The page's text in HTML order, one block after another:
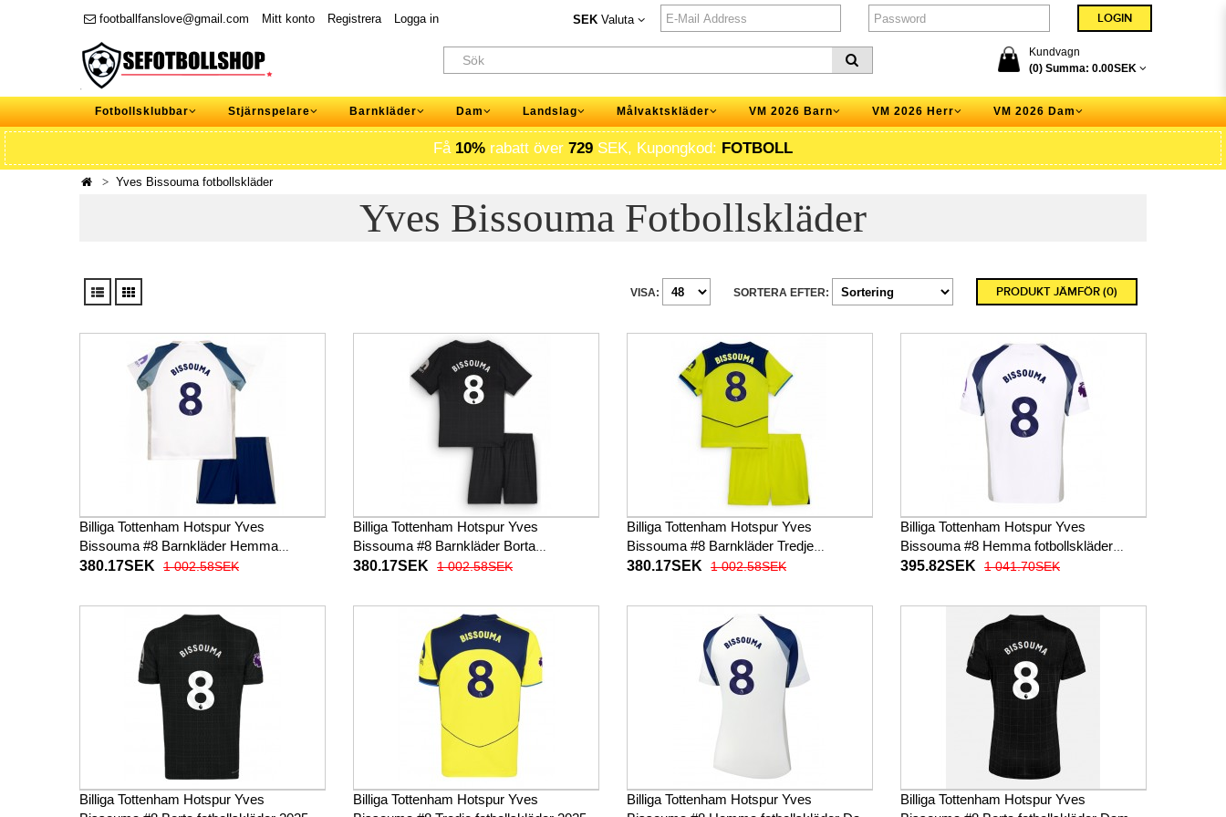
footballfanslove@gmail.com Mitt konto Registrera Logga in SEK Valuta
Kundvagn
(0) Summa: 0.00SEK
Fotbollsklubbar Stjärnspelare Barnkläder Dam Landslag Målvaktskläder VM 2026 Barn VM 2026 Herr VM 2026 Dam
Få 10% rabatt över 729 SEK, Kupongkod: FOTBOLL
Yves Bissouma fotbollskläder
Yves Bissouma Fotbollskläder
PRODUKT JÄMFÖR (0)
SORTERA EFTER:
VISA:
Billiga Tottenham Hotspur Yves
Bissouma #8 Barnkläder Hemma
fotbollskläder till baby 2025-26 Kortärmad
380.17SEK 1 002.58SEK
Billiga Tottenham Hotspur Yves
Bissouma #8 Barnkläder Borta
fotbollskläder till baby 2025-26 Kortärmad
380.17SEK 1 002.58SEK
Billiga Tottenham Hotspur Yves
Bissouma #8 Barnkläder Tredje
fotbollskläder till baby 2025-26 Kortärmad
380.17SEK 1 002.58SEK
Billiga Tottenham Hotspur Yves
Bissouma #8 Hemma fotbollskläder
2025-26 Kortärmad
395.82SEK 1 041.70SEK
Billiga Tottenham Hotspur Yves
Billiga Tottenham Hotspur Yves
Billiga Tottenham Hotspur Yves
Billiga Tottenham Hotspur Yves